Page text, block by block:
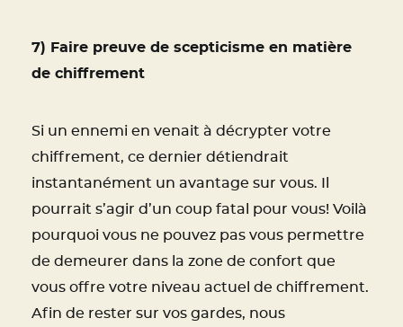
7) Faire preuve de scepticisme en matière
de chiffrement
Si un ennemi en venait à décrypter votre
chiffrement, ce dernier détiendrait
instantanément un avantage sur vous. Il
pourrait s’agir d’un coup fatal pour vous! Voilà
pourquoi vous ne pouvez pas vous permettre
de demeurer dans la zone de confort que
vous offre votre niveau actuel de chiffrement.
Afin de rester sur vos gardes, nous